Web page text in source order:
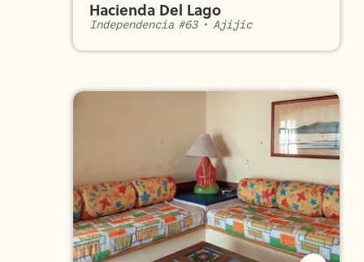
Hacienda Del Lago
Independencia #63• Ajijic